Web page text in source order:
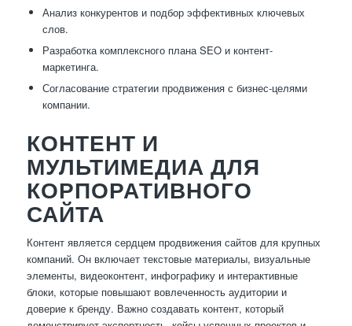
Анализ конкурентов и подбор эффективных ключевых
слов.
Разработка комплексного плана SEO и контент-
маркетинга.
Согласование стратегии продвижения с бизнес-целями
компании.
КОНТЕНТ И
МУЛЬТИМЕДИА ДЛЯ
КОРПОРАТИВНОГО
САЙТА
Контент является сердцем продвижения сайтов для крупных
компаний. Он включает текстовые материалы, визуальные
элементы, видеоконтент, инфографику и интерактивные
блоки, которые повышают вовлеченность аудитории и
доверие к бренду. Важно создавать контент, который